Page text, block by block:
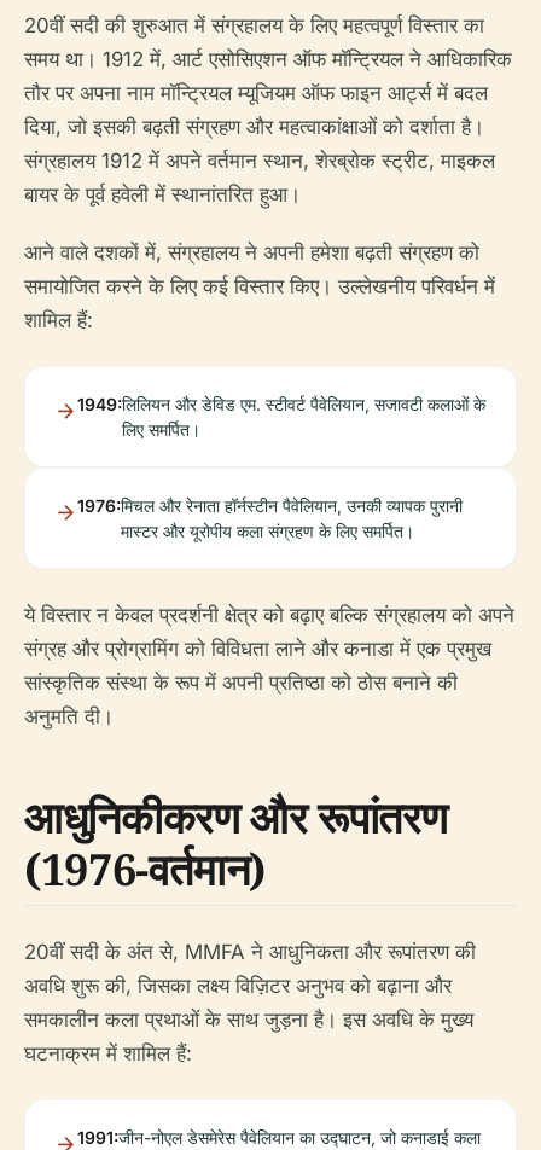
20वीं सदी की शुरुआत में संग्रहालय के लिए महत्वपूर्ण विस्तार का
समय था। 1912 में, आर्ट एसोसिएशन ऑफ मॉन्ट्रियल ने आधिकारिक
तौर पर अपना नाम मॉन्ट्रियल म्यूजियम ऑफ फाइन आर्ट्स में बदल
दिया, जो इसकी बढ़ती संग्रहण और महत्वाकांक्षाओं को दर्शाता है।
संग्रहालय 1912 में अपने वर्तमान स्थान, शेरब्रोक स्ट्रीट, माइकल
बायर के पूर्व हवेली में स्थानांतरित हुआ।
आने वाले दशकों में, संग्रहालय ने अपनी हमेशा बढ़ती संग्रहण को
समायोजित करने के लिए कई विस्तार किए। उल्लेखनीय परिवर्धन में
शामिल हैं:
1949:लिलियन और डेविड एम. स्टीवर्ट पैवेलियान, सजावटी कलाओं के
लिए समर्पित।
1976:मिचल और रेनाता हॉर्नस्टीन पैवेलियान, उनकी व्यापक पुरानी
मास्टर और यूरोपीय कला संग्रहण के लिए समर्पित।
ये विस्तार न केवल प्रदर्शनी क्षेत्र को बढ़ाए बल्कि संग्रहालय को अपने
संग्रह और प्रोग्रामिंग को विविधता लाने और कनाडा में एक प्रमुख
सांस्कृतिक संस्था के रूप में अपनी प्रतिष्ठा को ठोस बनाने की
अनुमति दी।
आधुनिकीकरण और रूपांतरण
(1976-वर्तमान)
20वीं सदी के अंत से, MMFA ने आधुनिकता और रूपांतरण की
अवधि शुरू की, जिसका लक्ष्य विज़िटर अनुभव को बढ़ाना और
समकालीन कला प्रथाओं के साथ जुड़ना है। इस अवधि के मुख्य
घटनाक्रम में शामिल हैं:
1991:जीन-नोएल डेसमेरेस पैवेलियान का उद्घाटन, जो कनाडाई कला